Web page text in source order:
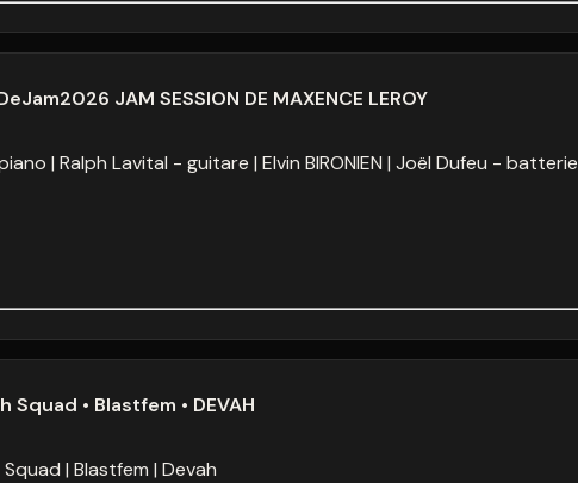
JAM SESSION DE MAXENCE LEROY
Ralph Lavital - guitare Elvin BIRONIEN Joël Dufeu - batterie
Squad • Blastfem • DEVAH
Blastfem Devah